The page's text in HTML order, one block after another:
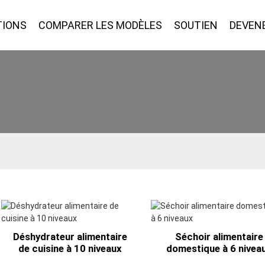
COMPARER LES MODÈLES SOUTIEN
Déshydrateur alimentaire
de cuisine à 10 niveaux
Séchoir alimentaire
domestique à 6